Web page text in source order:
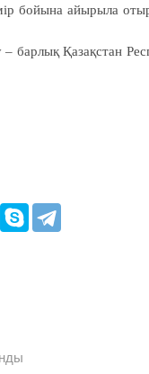
бойына айырыла
барлық Қазақстан